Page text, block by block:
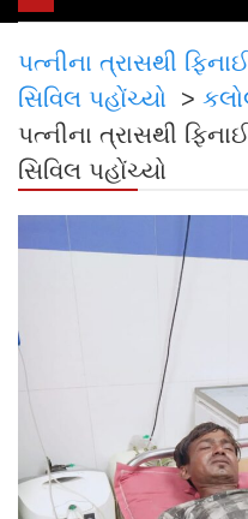
navigation
પત્નીના ત્રાસથી
સિવિલ પહોંચ્યો
>
પત્નીના ત્રાસથી
સિવિલ પહોંચ્યો